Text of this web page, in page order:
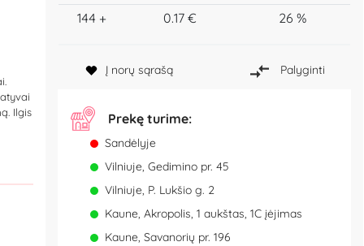
Ilgis
144 +
0.17 € 26 %
Į norų sąrašą Palyginti
Prekę turime:
Sandėlyje
Vilniuje, Gedimino pr. 45
Vilniuje, P. Lukšio g. 2
Kaune, Akropolis, 1 aukštas, 1C įėjimas
Kaune, Savanorių pr. 196